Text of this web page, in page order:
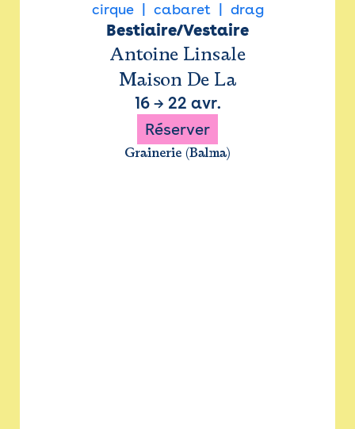
cirque cabaret drag
Bestiaire/Vestaire
Antoine Linsale
Maison De La
16→ 22 avr.
Réserver
Grainerie (Balma)